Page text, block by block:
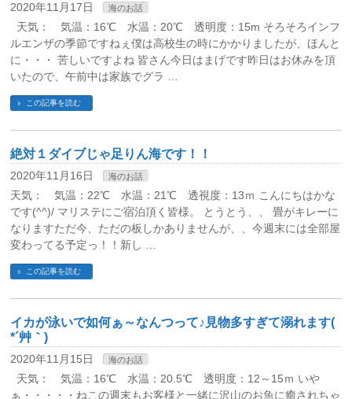
2020年11月17日 海のお話
天気： 気温：16℃ 水温：20℃ 透明度：15m そろそろインフ
ルエンザの季節ですねぇ僕は高校生の時にかかりましたが、ほんと
に・・・ 苦しいですよね 皆さん今日はまげです昨日はお休みを頂
いたので、午前中は家族でグラ …
この記事を読む
絶対１ダイブじゃ足りん海です！！
2020年11月16日 海のお話
天気： 気温：22℃ 水温：21℃ 透視度：13ｍ こんにちはかな
です(^^)/ マリステにご宿泊頂く皆様。 とうとう、、 畳がキレーに
なりますただ今、ただの板しかありませんが、、今週末には全部屋
変わってる予定っ！！新し …
この記事を読む
イカが泳いで如何ぁ～なんつって♪見物多すぎて溺れます(
*´艸｀)
2020年11月15日 海のお話
天気： 気温：16℃ 水温：20.5℃ 透明度：12～15ｍ いや
ぁ・・・・・ねこの週末もお客様と一緒に沢山のお魚に癒されちゃ